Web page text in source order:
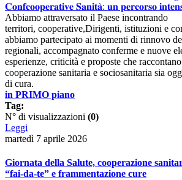
Abbiamo attraversato il Paese incontrando
territori, cooperative,Dirigenti, istituzioni e
abbiamo partecipato ai momenti di rinnovo
regionali, accompagnato conferme e nuove
esperienze, criticità e proposte che
cooperazione sanitaria e sociosanitaria sia
di cura.
in PRIMO piano
Tag:
N° di visualizzazioni (0)
Leggi
martedì 7 aprile 2026
Giornata della Salute, cooperazione
“fai-da-te” e frammentazione cure